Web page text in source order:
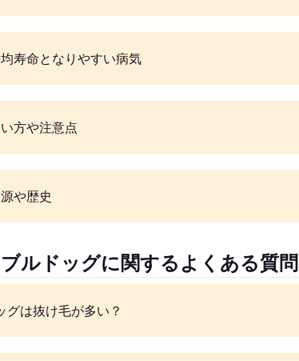
寿命となりやすい病気
方や注意点
や歴史
ブルドッグに関するよくある質問
グは抜け毛が多い？